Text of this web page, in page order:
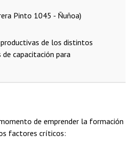
Pinto 1045 - Ñuñoa)
de los distintos
capacitación para
de emprender la formación
factores críticos: